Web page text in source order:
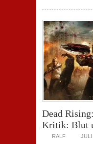
Dead
Kritik: Blut
RALF JULI